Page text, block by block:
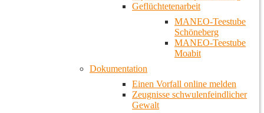
Geflüchtetenarbeit
MANEO-Teestube
Schöneberg
MANEO-Teestube
Moabit
Dokumentation
Einen Vorfall online melden
Zeugnisse schwulenfeindlicher
Gewalt